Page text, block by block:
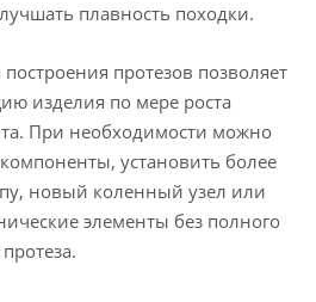
плавность походки.
протезов позволяет
изделия по мере роста
При необходимости можно
установить более
новый коленный узел или
элементы без полного